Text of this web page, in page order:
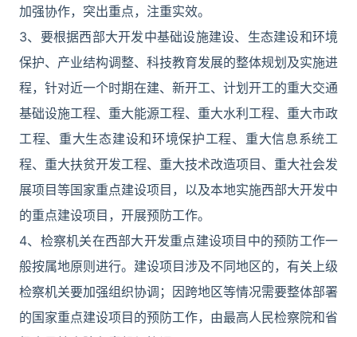
加强协作，突出重点，注重实效。
3、要根据西部大开发中基础设施建设、生态建设和环境
保护、产业结构调整、科技教育发展的整体规划及实施进
程，针对近一个时期在建、新开工、计划开工的重大交通
基础设施工程、重大能源工程、重大水利工程、重大市政
工程、重大生态建设和环境保护工程、重大信息系统工
程、重大扶贫开发工程、重大技术改造项目、重大社会发
展项目等国家重点建设项目，以及本地实施西部大开发中
的重点建设项目，开展预防工作。
4、检察机关在西部大开发重点建设项目中的预防工作一
般按属地原则进行。建设项目涉及不同地区的，有关上级
检察机关要加强组织协调；因跨地区等情况需要整体部署
的国家重点建设项目的预防工作，由最高人民检察院和省